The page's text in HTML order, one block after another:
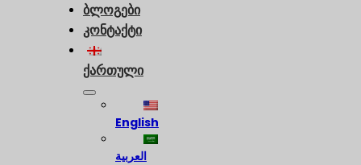
ბლოგები
კონტაქტი
ქართული
English
العربية